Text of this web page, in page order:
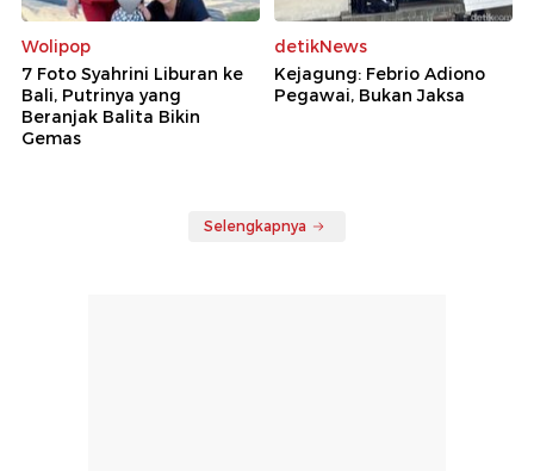
Wolipop
7 Foto Syahrini Liburan ke
Bali, Putrinya yang
Beranjak Balita Bikin
Gemas
detikNews
Kejagung: Febrio Adiono
Pegawai, Bukan Jaksa
Selengkapnya